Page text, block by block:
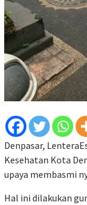
Denpasar,
Kesehatan Kota
upaya membasmi
Hal ini dilakukan